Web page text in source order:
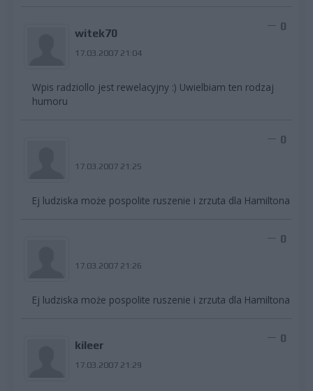
witek70
17.03.2007 21:04
0
Wpis radziollo jest rewelacyjny :) Uwielbiam ten rodzaj
humoru
17.03.2007 21:25
0
Ej ludziska może pospolite ruszenie i zrzuta dla Hamiltona
17.03.2007 21:26
0
Ej ludziska może pospolite ruszenie i zrzuta dla Hamiltona
kileer
17.03.2007 21:29
0